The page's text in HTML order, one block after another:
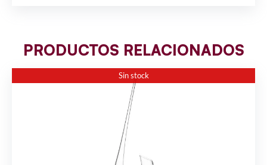
PRODUCTOS RELACIONADOS
Sin stock